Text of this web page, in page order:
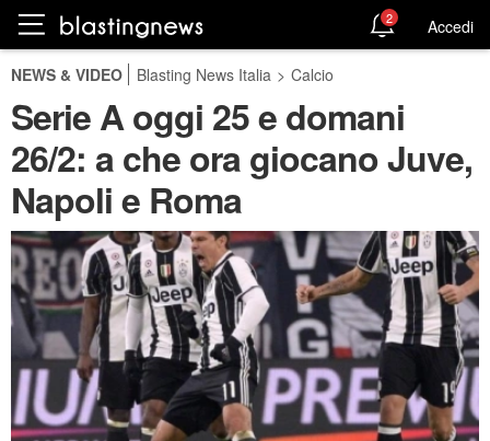
2 Accedi
NEWS & VIDEO Blasting News Italia > Calcio
Serie A oggi 25 e domani
26/2: a che ora giocano Juve,
Napoli e Roma